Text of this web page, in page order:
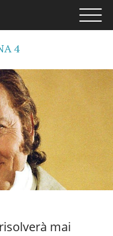
4
mai